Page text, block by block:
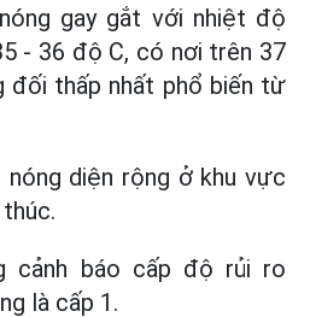
gay gắt với nhiệt độ
- 36 độ C, có nơi trên 37
thấp nhất phổ biến từ
nóng diện rộng ở khu vực
cảnh báo cấp độ rủi ro
là cấp 1.